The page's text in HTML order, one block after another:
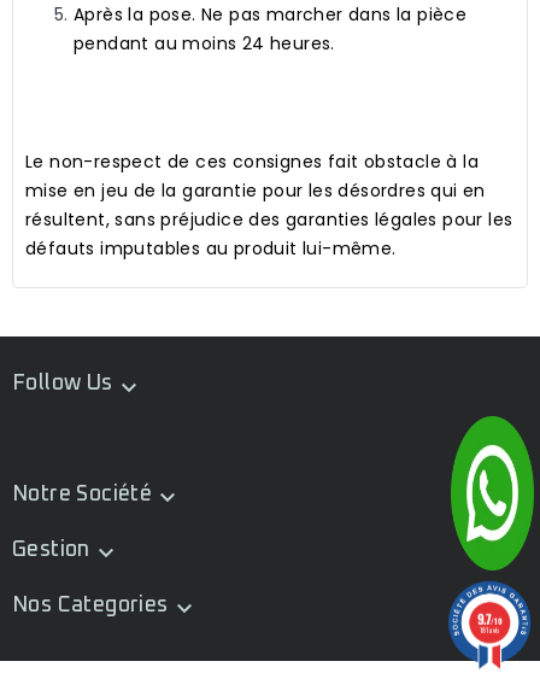
Après la pose. Ne pas marcher dans la pièce
pendant au moins 24 heures.
Le non-respect de ces consignes fait obstacle à la
mise en jeu de la garantie pour les désordres qui en
résultent, sans préjudice des garanties légales pour les
défauts imputables au produit lui-même.
Follow Us 
Notre Société 
Gestion 
Nos Categories  9.7/10
181 avis